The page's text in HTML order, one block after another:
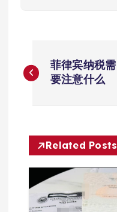
章
航
菲律宾纳税需
要注意什么
Related Posts